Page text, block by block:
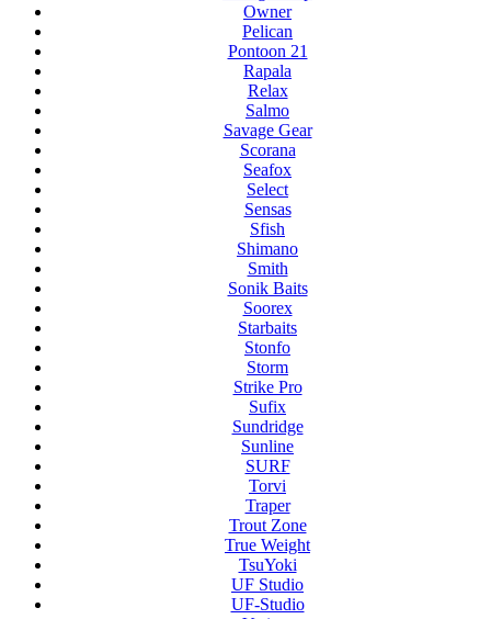
Owner
Pelican
Pontoon 21
Rapala
Relax
Salmo
Savage Gear
Scorana
Seafox
Select
Sensas
Sfish
Shimano
Smith
Sonik Baits
Soorex
Starbaits
Stonfo
Storm
Strike Pro
Sufix
Sundridge
Sunline
SURF
Torvi
Traper
Trout Zone
True Weight
TsuYoki
UF Studio
UF-Studio